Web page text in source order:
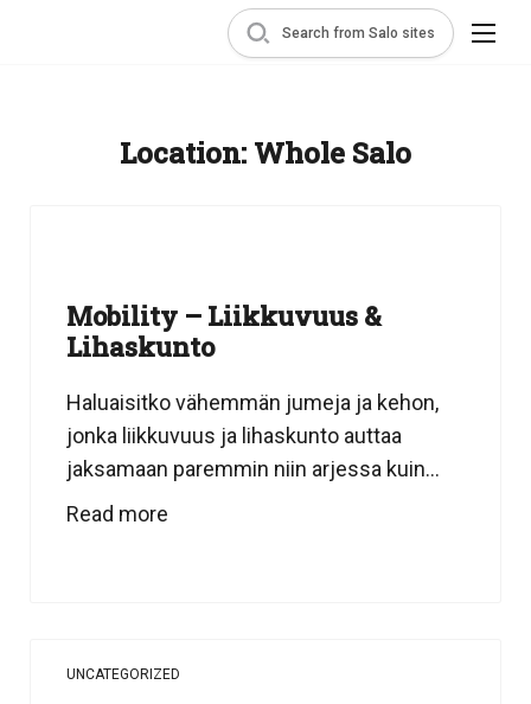
Search from Salo sites
Location: Whole Salo
Mobility – Liikkuvuus &
Lihaskunto
Haluaisitko vähemmän jumeja ja kehon,
jonka liikkuvuus ja lihaskunto auttaa
jaksamaan paremmin niin arjessa kuin...
Read more
UNCATEGORIZED